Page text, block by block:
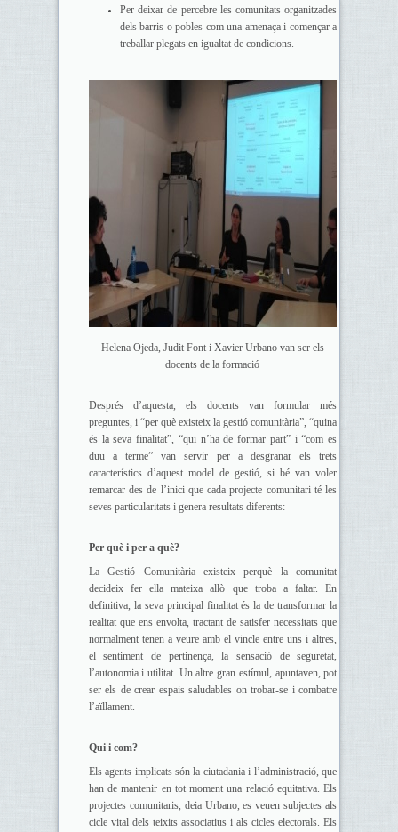
Per deixar de percebre les comunitats organitzades
dels barris o pobles com una amenaça i començar a
treballar plegats en igualtat de condicions.
Helena Ojeda, Judit Font i Xavier Urbano van ser els
docents de la formació
Després d’aquesta, els docents van formular més
preguntes, i “per què existeix la gestió comunitària”, “quina
és la seva finalitat”, “qui n’ha de formar part” i “com es
duu a terme” van servir per a desgranar els trets
característics d’aquest model de gestió, si bé van voler
remarcar des de l’inici que cada projecte comunitari té les
seves particularitats i genera resultats diferents:
Per què i per a què?
La Gestió Comunitària existeix perquè la comunitat
decideix fer ella mateixa allò que troba a faltar. En
definitiva, la seva principal finalitat és la de transformar la
realitat que ens envolta, tractant de satisfer necessitats que
normalment tenen a veure amb el vincle entre uns i altres,
el sentiment de pertinença, la sensació de seguretat,
l’autonomia i utilitat. Un altre gran estímul, apuntaven, pot
ser els de crear espais saludables on trobar-se i combatre
l’aïllament.
Qui i com?
Els agents implicats són la ciutadania i l’administració, que
han de mantenir en tot moment una relació equitativa. Els
projectes comunitaris, deia Urbano, es veuen subjectes als
cicle vital dels teixits associatius i als cicles electorals. Els